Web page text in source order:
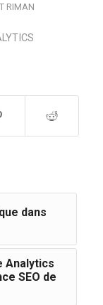
T RIMAN
dans
Analytics
SEO de